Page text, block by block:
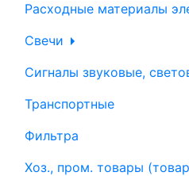
Расходные материалы
Свечи
Сигналы звуковые,
Транспортные
Фильтра
Хоз., пром. товары